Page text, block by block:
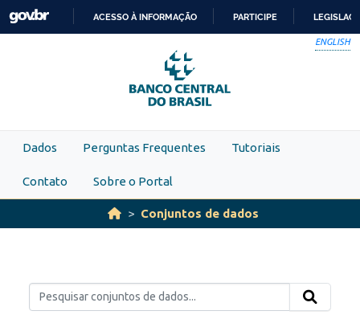
Skip to main content
PARA
O
CONTEÚDO
ACESSO À INFORMAÇÃO PARTICIPE
ENGLISH
Dados Perguntas Frequentes Tutoriais
Contato Sobre o Portal
Conjuntos de dados